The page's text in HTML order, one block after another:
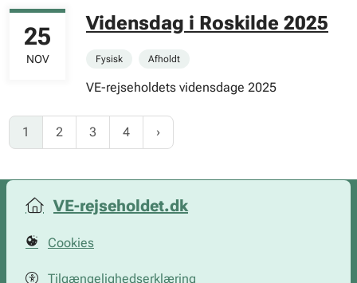
Vidensdag i Roskilde 2025
25
NOV Fysisk Afholdt
VE-rejseholdets vidensdage 2025
1 2 3 4
VE-rejseholdet.dk
Cookies
Tilgængelighedserklæring